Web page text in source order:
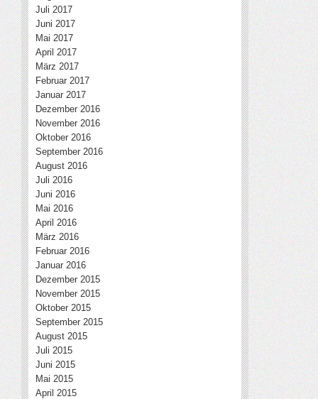
Juli 2017
Juni 2017
Mai 2017
April 2017
März 2017
Februar 2017
Januar 2017
Dezember 2016
November 2016
Oktober 2016
September 2016
August 2016
Juli 2016
Juni 2016
Mai 2016
April 2016
März 2016
Februar 2016
Januar 2016
Dezember 2015
November 2015
Oktober 2015
September 2015
August 2015
Juli 2015
Juni 2015
Mai 2015
April 2015